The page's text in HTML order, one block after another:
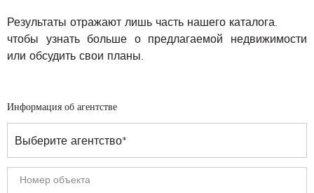
Результаты отражают лишь часть нашего каталога.
чтобы узнать больше о предлагаемой недвижимости
или обсудить свои планы.
Информация об агентстве